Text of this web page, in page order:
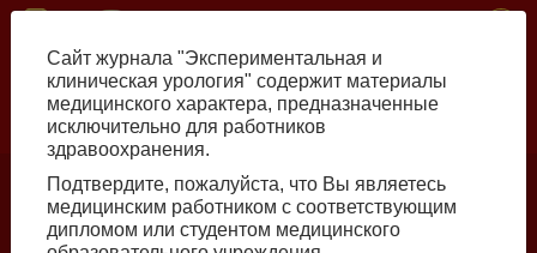
Перейти
основному
содержанию
Номер №2, 2026
Сайт журнала "Экспериментальная и
клиническая урология" содержит материалы
медицинского характера, предназначенные
исключительно для работников
здравоохранения.
Подтвердите, пожалуйста, что Вы являетесь
медицинским работником с соответствующим
дипломом или студентом медицинского